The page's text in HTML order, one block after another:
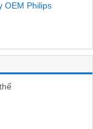
OEM Philips